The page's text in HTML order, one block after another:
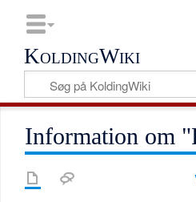
KoldingWiki
Information om